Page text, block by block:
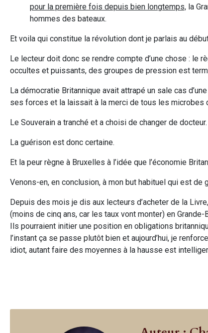
pour la première fois depuis bien longtemps, la
hommes des bateaux.
Et voila qui constitue la révolution dont je parlais au
Le lecteur doit donc se rendre compte d’une chose : le
occultes et puissants, des groupes de pression est
La démocratie Britannique avait attrapé un sale cas
ses forces et la laissait à la merci de tous les microbes
Le Souverain a tranché et a choisi de changer de docteur.
La guérison est donc certaine.
Et la peur règne à Bruxelles à l’idée que l’économie
Venons-en, en conclusion, à mon but habituel qui est de
Depuis des mois je dis aux lecteurs d’acheter de la
(moins de cinq ans, car les taux vont monter) en
Ils pourraient initier une position en obligations
l’instant ça se passe plutôt bien et aujourd’hui, je
idiot, autant faire des moyennes à la hausse est